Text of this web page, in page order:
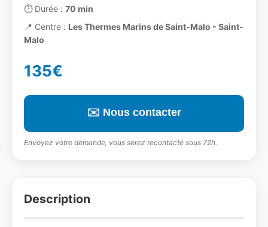
⏱️Durée : 70 min
📍 Centre : Les Thermes Marins de Saint-Malo - Saint-
Malo
135€
✉️ Nous contacter
Envoyez votre demande, vous serez recontacté sous 72h.
Description